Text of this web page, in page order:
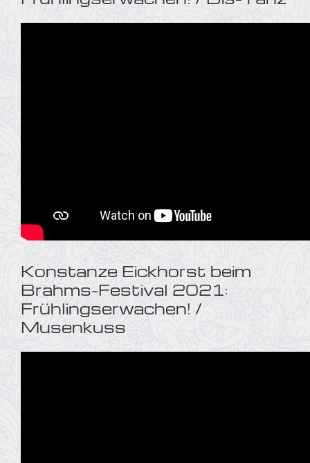
Konstanze Eickhorst beim
Brahms-Festival 2021:
Frühlingserwachen! /
Musenkuss